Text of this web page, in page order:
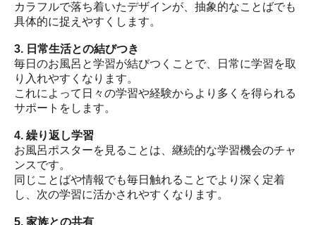
カラフルで落ち着いたデザインが、抽象的なことばでも
具体的に捉えやすくします。
3. 日常生活との結びつき
毎日のお風呂と学習が結びつくことで、日常に学習を取
り入れやすくなります。
これによって日々の学習や経験からより多くを得られる
サポートをします。
4. 繰り返し学習
お風呂ポスターを見ることは、継続的な学習機会のチャ
ンスです。
同じことばや情報でも毎日触れることでより深く定着
し、次の学習に活かされやすくなります。
5. 家族との共有